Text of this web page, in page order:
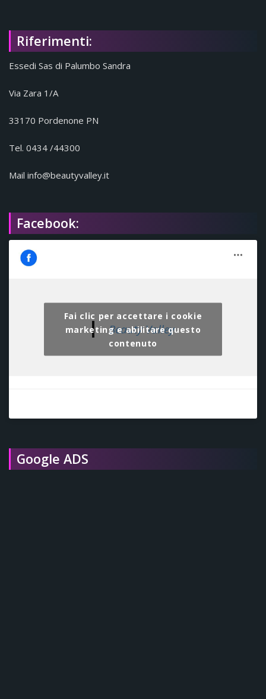
Riferimenti:
Essedi Sas di Palumbo Sandra
Via Zara 1/A
33170 Pordenone PN
Tel. 0434 /44300
Mail info@beautyvalley.it
Facebook:
Beauty Valley
Fai clic per accettare i cookie
marketing e abilitare questo
contenuto
Google ADS